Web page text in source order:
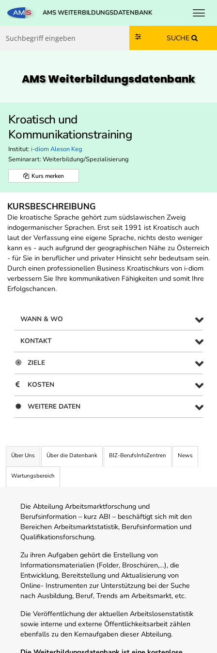
Zum Inhalt springen
Zum Navmenü springen
Zur Suche springen
Zur Footer springen
AMS WEITERBILDUNGSDATENBANK
SUCHE
AMS Weiterbildungs­datenbank
Kroatisch und
Kommunikationstraining
Institut: i-diom Aleson Keg
Seminarart: Weiterbildung/Spezialisierung
Kurs merken
KURSBESCHREIBUNG
Die kroatische Sprache gehört zum südslawischen Zweig
indogermanischer Sprachen. Erst seit 1991 ist Kroatisch auch
laut der Verfassung eine eigene Sprache, nichts desto weniger
kann es - auch aufgrund der geographischen Nähe zu Österreich
- für Sie in beruflicher und privater Hinsicht sehr bedeutsam sein.
Durch einen professionellen Business Kroatischkurs von i-diom
verbessern Sie Ihre kommunikativen Fähigkeiten und somit Ihre
Erfolgschancen.
WANN & WO
KONTAKT
ZIELE
KOSTEN
WEITERE DATEN
Über Uns Über die Datenbank BIZ-BerufsInfoZentren News
Wartungsbereich
Die Abteilung Arbeitsmarktforschung und
Berufsinformation – kurz ABI – beschäftigt sich mit den
Bereichen Arbeitsmarktstatistik, Berufsinformation und
Qualifikationsforschung.
Zu ihren Aufgaben gehört die Erstellung von
Informationsmaterialien (Folder, Broschüren,…), die
Entwicklung, Bereitstellung und Aktualisierung von
Online- Instrumenten zur Unterstützung bei der Suche
nach Ausbildung, Beruf, Trends am Arbeitsmarkt, etc.
Die Veröffentlichung der aktuellen Arbeitslosenstatistik
sowie interne und externe Öffentlichkeitsarbeit zählen
ebenfalls zu den Kernaufgaben dieser Abteilung.